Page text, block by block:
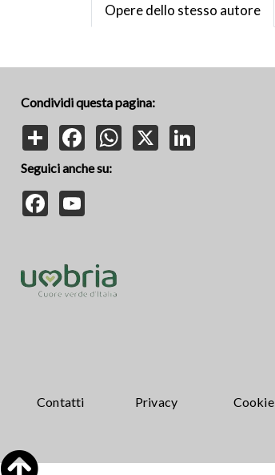
Opere dello stesso autore
Condividi questa pagina:
Share
FacebookWhatsApp
Seguici anche su:
Facebook
Contatti Privacy Cookie